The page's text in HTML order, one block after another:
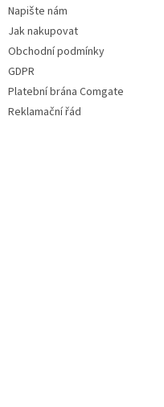
Napište nám
Jak nakupovat
Obchodní podmínky
GDPR
Platební brána Comgate
Reklamační řád